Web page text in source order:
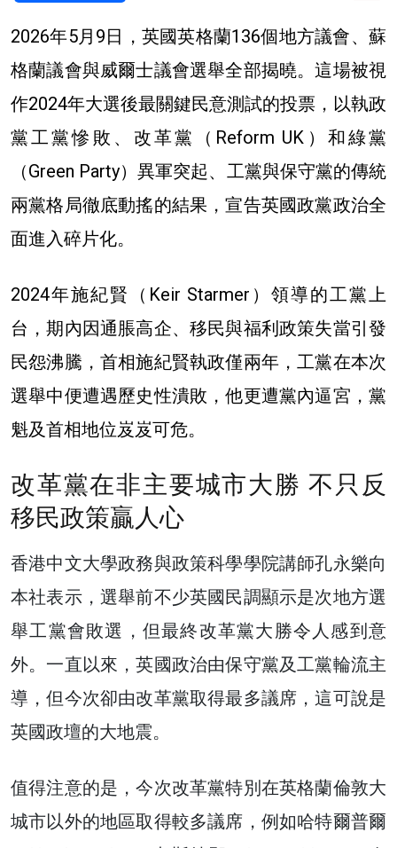
2026年5月9日，英國英格蘭136個地方議會、蘇
格蘭議會與威爾士議會選舉全部揭曉。這場被視
作2024年大選後最關鍵民意測試的投票，以執政
黨工黨慘敗、改革黨（Reform UK）和綠黨
（Green Party）異軍突起、工黨與保守黨的傳統
兩黨格局徹底動搖的結果，宣告英國政黨政治全
面進入碎片化。
2024年施紀賢（Keir Starmer）領導的工黨上
台，期內因通脹高企、移民與福利政策失當引發
民怨沸騰，首相施紀賢執政僅兩年，工黨在本次
選舉中便遭遇歷史性潰敗，他更遭黨內逼宮，黨
魁及首相地位岌岌可危。
改革黨在非主要城市大勝 不只反
移民政策贏人心
香港中文大學政務與政策科學學院講師孔永樂向
本社表示，選舉前不少英國民調顯示是次地方選
舉工黨會敗選，但最終改革黨大勝令人感到意
外。一直以來，英國政治由保守黨及工黨輪流主
導，但今次卻由改革黨取得最多議席，這可說是
英國政壇的大地震。
值得注意的是，今次改革黨特別在英格蘭倫敦大
城市以外的地區取得較多議席，例如哈特爾普爾